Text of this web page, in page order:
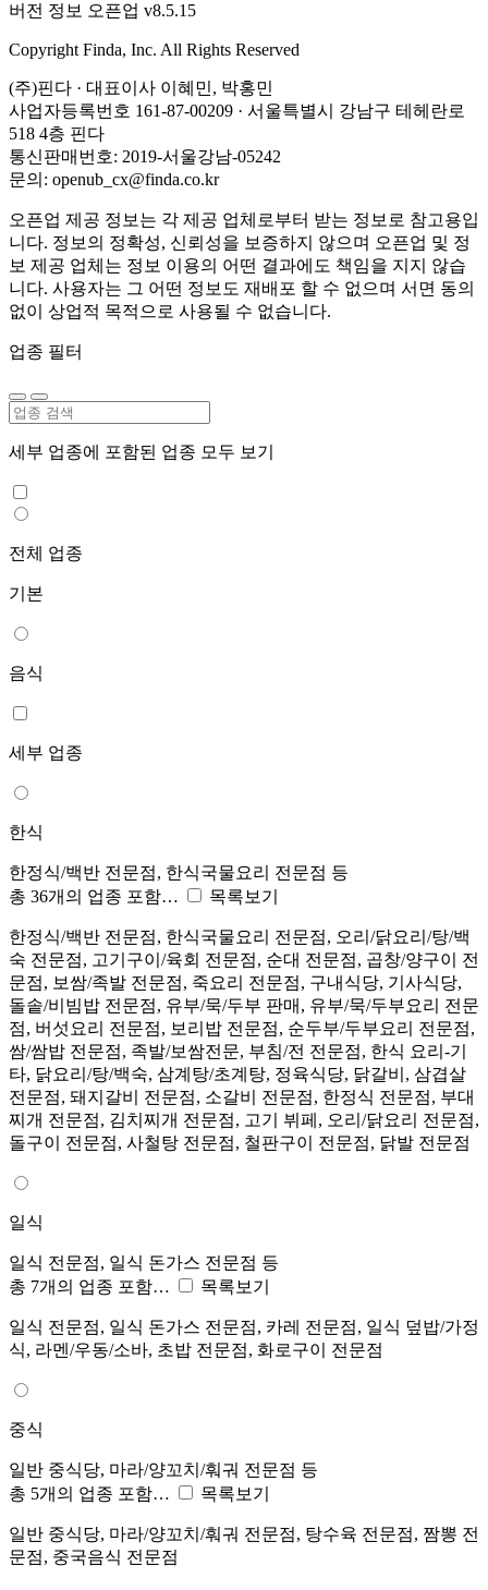
버전 정보 오픈업 v8.5.15
Copyright Finda, Inc. All Rights Reserved
(주)핀다 · 대표이사 이혜민, 박홍민
사업자등록번호 161-87-00209 · 서울특별시 강남구 테헤란로
518 4층 핀다
통신판매번호: 2019-서울강남-05242
문의: openub_cx@finda.co.kr
오픈업 제공 정보는 각 제공 업체로부터 받는 정보로 참고용입
니다. 정보의 정확성, 신뢰성을 보증하지 않으며 오픈업 및 정
보 제공 업체는 정보 이용의 어떤 결과에도 책임을 지지 않습
니다. 사용자는 그 어떤 정보도 재배포 할 수 없으며 서면 동의
없이 상업적 목적으로 사용될 수 없습니다.
업종 필터
세부 업종에 포함된 업종 모두 보기
전체 업종
기본
음식
세부 업종
한식
한정식/백반 전문점, 한식국물요리 전문점 등
총 36개의 업종 포함…
목록보기
한정식/백반 전문점, 한식국물요리 전문점, 오리/닭요리/탕/백
숙 전문점, 고기구이/육회 전문점, 순대 전문점, 곱창/양구이 전
문점, 보쌈/족발 전문점, 죽요리 전문점, 구내식당, 기사식당,
돌솥/비빔밥 전문점, 유부/묵/두부 판매, 유부/묵/두부요리 전문
점, 버섯요리 전문점, 보리밥 전문점, 순두부/두부요리 전문점,
쌈/쌈밥 전문점, 족발/보쌈전문, 부침/전 전문점, 한식 요리-기
타, 닭요리/탕/백숙, 삼계탕/초계탕, 정육식당, 닭갈비, 삼겹살
전문점, 돼지갈비 전문점, 소갈비 전문점, 한정식 전문점, 부대
찌개 전문점, 김치찌개 전문점, 고기 뷔페, 오리/닭요리 전문점,
돌구이 전문점, 사철탕 전문점, 철판구이 전문점, 닭발 전문점
일식
일식 전문점, 일식 돈가스 전문점 등
총 7개의 업종 포함…
목록보기
일식 전문점, 일식 돈가스 전문점, 카레 전문점, 일식 덮밥/가정
식, 라멘/우동/소바, 초밥 전문점, 화로구이 전문점
중식
일반 중식당, 마라/양꼬치/훠궈 전문점 등
총 5개의 업종 포함…
목록보기
일반 중식당, 마라/양꼬치/훠궈 전문점, 탕수육 전문점, 짬뽕 전
문점, 중국음식 전문점